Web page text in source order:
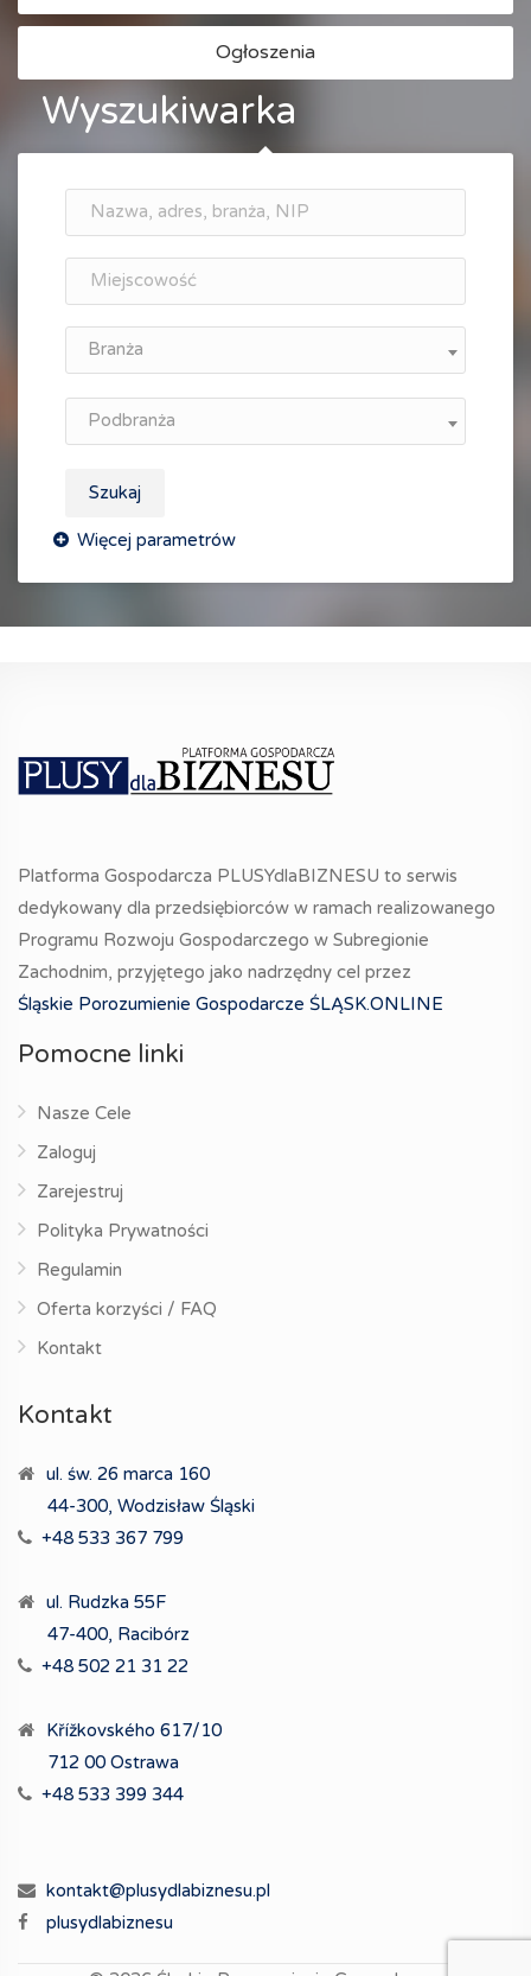
Ogłoszenia
Wyszukiwarka
Branża
Podbranża
Szukaj
Platforma Gospodarcza PLUSYdlaBIZNESU to serwis
dedykowany dla przedsiębiorców w ramach realizowanego
Programu Rozwoju Gospodarczego w Subregionie
Zachodnim, przyjętego jako nadrzędny cel przez
Śląskie Porozumienie Gospodarcze ŚLĄSK.ONLINE
Pomocne linki
Nasze Cele
Zaloguj
Zarejestruj
Polityka Prywatności
Regulamin
Oferta korzyści / FAQ
Kontakt
Kontakt
ul. św. 26 marca 160
44-300, Wodzisław Śląski
+48 533 367 799
ul. Rudzka 55F
47-400, Racibórz
+48 502 21 31 22
Křížkovského 617/10
712 00 Ostrawa
+48 533 399 344
kontakt@plusydlabiznesu.pl
plusydlabiznesu